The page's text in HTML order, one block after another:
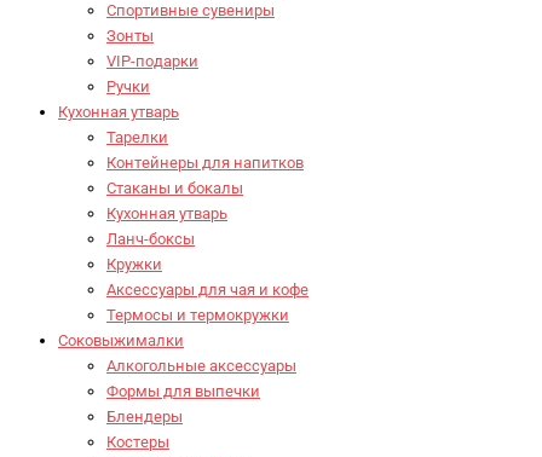
Спортивные сувениры
Зонты
VIP-подарки
Ручки
Кухонная утварь
Тарелки
Контейнеры для напитков
Стаканы и бокалы
Кухонная утварь
Ланч-боксы
Кружки
Аксессуары для чая и кофе
Термосы и термокружки
Соковыжималки
Алкогольные аксессуары
Формы для выпечки
Блендеры
Костеры